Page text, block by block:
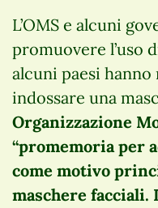
L’OMS e alcuni
promuovere l’uso
alcuni paesi
indossare una
Organizzazione
“promemoria per
come motivo
maschere facciali.